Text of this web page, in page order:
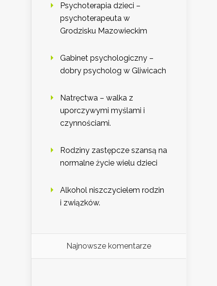
Psychoterapia dzieci –
psychoterapeuta w
Grodzisku Mazowieckim
Gabinet psychologiczny –
dobry psycholog w Gliwicach
Natręctwa – walka z
uporczywymi myślami i
czynnościami.
Rodziny zastępcze szansą na
normalne życie wielu dzieci
Alkohol niszczycielem rodzin
i związków.
Najnowsze komentarze